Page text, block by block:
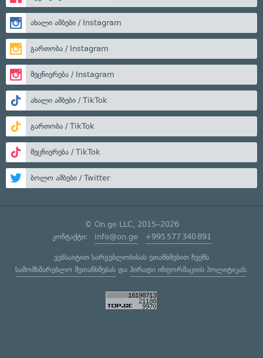
ახალი ამბები / Instagram
გართობა / Instagram
მეცნიერება / Instagram
ახალი ამბები / TikTok
გართობა / TikTok
მეცნიერება / TikTok
ბოლო ამბები / Twitter
© On.ge LLC, 2015–2026
კონტაქტი: info@on.ge +995 577 340 891
ვებსაიტით სარგებლობისას ეთანხმებით ჩვენს
სამომხმარებლო შეთანხმებასდა პირადი ინფორმაციის პოლიტიკას.